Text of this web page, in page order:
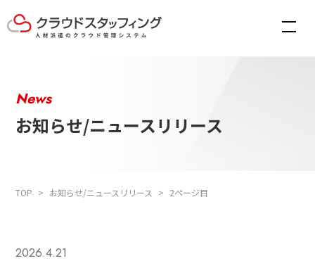
News
お知らせ/ニュースリリース
TOP お知らせ/ニュースリリース 2ページ目
2026.4.21